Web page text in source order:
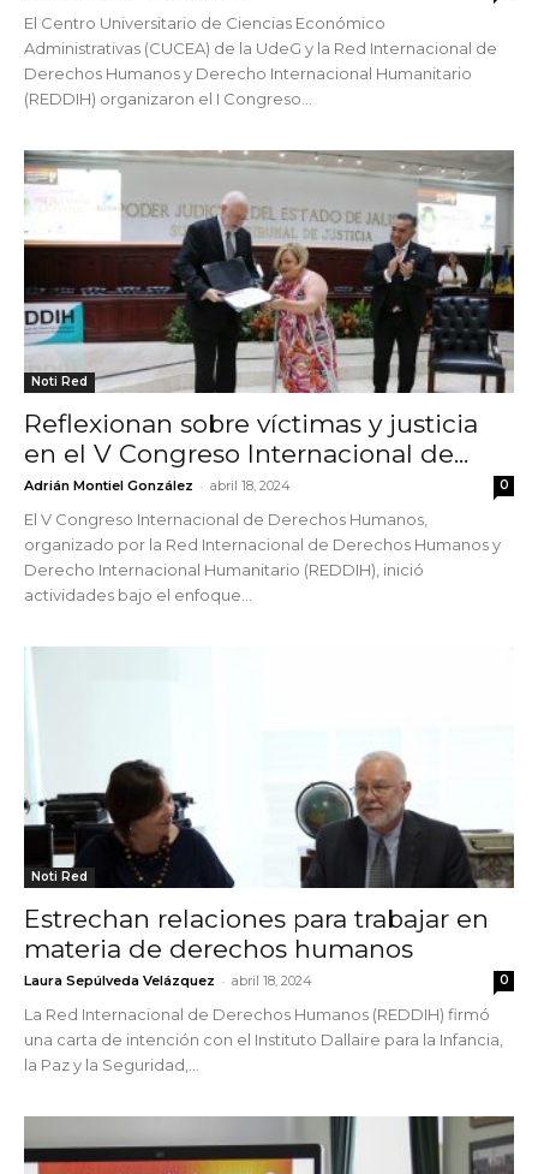
El Centro Universitario de Ciencias Económico
Administrativas (CUCEA) de la UdeG y la Red Internacional de
Derechos Humanos y Derecho Internacional Humanitario
(REDDIH) organizaron el I Congreso...
Noti Red
Reflexionan sobre víctimas y justicia
en el V Congreso Internacional de...
Adrián Montiel González - abril 18, 2024 0
El V Congreso Internacional de Derechos Humanos,
organizado por la Red Internacional de Derechos Humanos y
Derecho Internacional Humanitario (REDDIH), inició
actividades bajo el enfoque...
Noti Red
Estrechan relaciones para trabajar en
materia de derechos humanos
Laura Sepúlveda Velázquez - abril 18, 2024 0
La Red Internacional de Derechos Humanos (REDDIH) firmó
una carta de intención con el Instituto Dallaire para la Infancia,
la Paz y la Seguridad,...